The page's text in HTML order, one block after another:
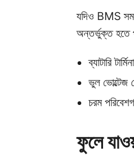
যদিও BMS
অন্তর্ভুক্ত হতে
ব্যাটারি
ভুল ভোল্টেজ
চরম
ফুলে